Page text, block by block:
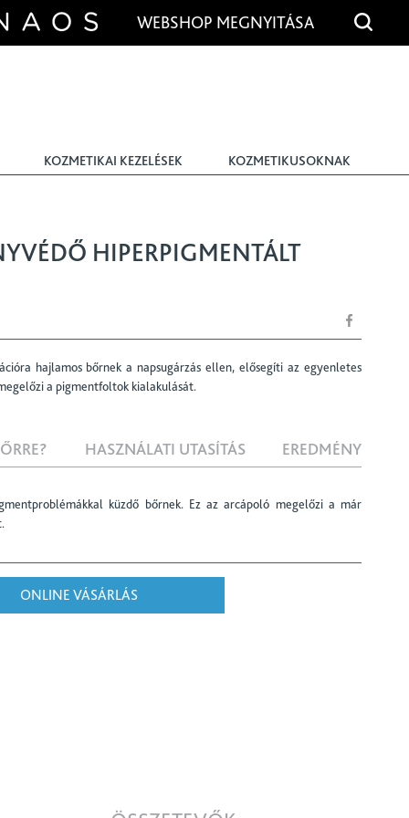
WEBSHOP MEGNYITÁSA
KOZMETIKAI KEZELÉSEK KOZMETIKUSOKNAK
HIPERPIGMENTÁLT
hajlamos bőrnek a napsugárzás ellen, elősegíti az egyenletes
a pigmentfoltok kialakulását.
HASZNÁLATI UTASÍTÁS EREDMÉNY
küzdő bőrnek. Ez az arcápoló megelőzi a már
ONLINE VÁSÁRLÁS